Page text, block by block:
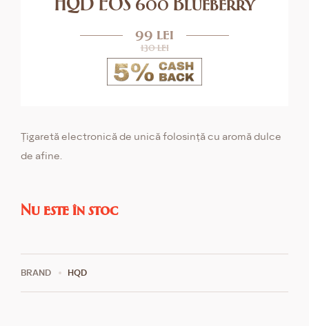
99 lei
130 lei
Țigaretă electronică de unică folosință cu aromă dulce
de afine.
Nu este în stoc
BRAND HQD